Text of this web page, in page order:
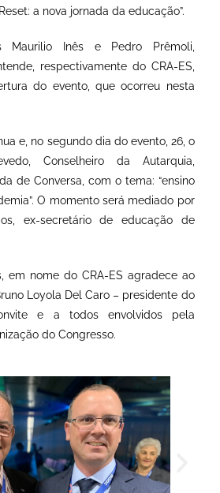
a nova jornada da educação”.
Maurilio Inês e Pedro Prêmoli,
respectivamente do CRA-ES,
do evento, que ocorreu nesta
e, no segundo dia do evento, 26, o
Conselheiro da Autarquia,
de Conversa, com o tema: “ensino
O momento será mediado por
ex-secretário de educação de
em nome do CRA-ES agradece ao
Loyola Del Caro – presidente do
e a todos envolvidos pela
do Congresso.